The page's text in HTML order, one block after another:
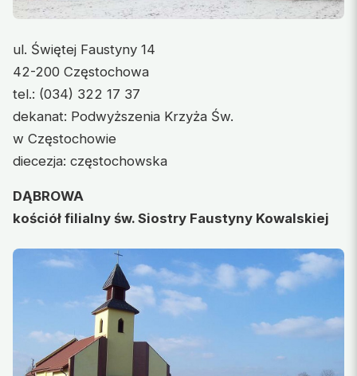
ul. Świętej Faustyny 14
42-200 Częstochowa
tel.: (034) 322 17 37
dekanat: Podwyższenia Krzyża Św.
w Częstochowie
diecezja: częstochowska
DĄBROWA
kościół filialny św. Siostry Faustyny Kowalskiej